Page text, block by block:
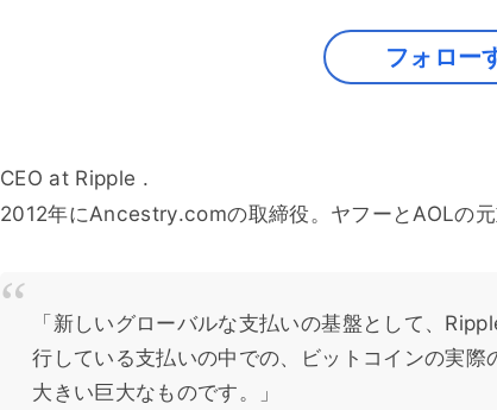
フォロー
CEO at Ripple .
2012年にAncestry.comの取締役。ヤフーとAOLの元
「新しいグローバルな支払いの基盤として、
行している支払いの中での、ビットコインの実
大きい巨大なものです。」